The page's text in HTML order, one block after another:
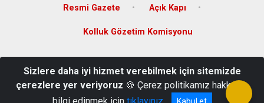
Resmi Gazete Açık Kapı
Kolluk Gözetim Komisyonu
İSTANBUL
0212 597 92 32 - 0212 597 24 87 - Faks: 0212 597 46 85
Sizlere daha iyi hizmet verebilmek için sitemizde
çerezlere yer veriyoruz 🍪 Çerez politikamız hakkında